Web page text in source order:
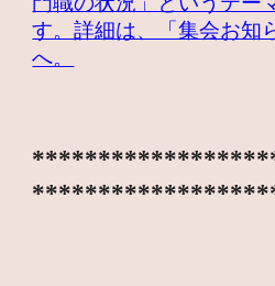
す。詳細は、「集会お知
へ。